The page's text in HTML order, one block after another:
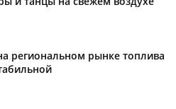
региональном рынке топлива